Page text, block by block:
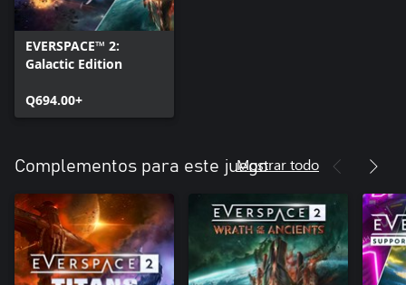
EVERSPACE™ 2:
Galactic Edition
Q694.00+
Complementos para este juegoMostrar todo